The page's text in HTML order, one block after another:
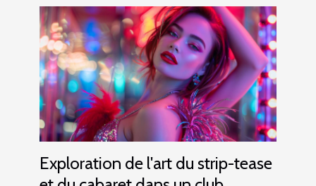
Exploration de l'art du strip-tease